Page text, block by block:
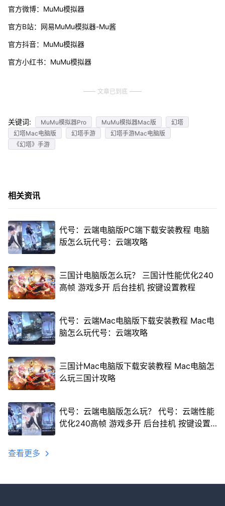
官方微博：MuMu模拟器
官方B站：网易MuMu模拟器-Mu酱
官方抖音：MuMu模拟器
官方小红书：MuMu模拟器
文章已到底
关键词: MuMu模拟器Pro MuMu模拟器Mac版
幻塔
幻塔Mac电脑版
幻塔手游
幻塔手游Mac电脑版
《幻塔》手游
相关资讯
代号：云端电脑版PC端下载安装教程 电脑
版怎么玩代号：云端攻略
三国计电脑版怎么玩？ 三国计性能优化240
高帧 游戏多开 后台挂机 按键设置教程
代号：云端Mac电脑版下载安装教程 Mac电
脑怎么玩代号：云端攻略
三国计Mac电脑版下载安装教程 Mac电脑怎
么玩三国计攻略
代号：云端电脑版怎么玩？ 代号：云端性能
优化240高帧 游戏多开 后台挂机 按键设置
查看更多